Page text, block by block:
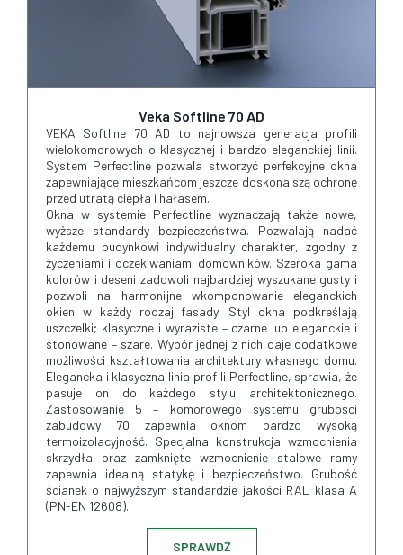
Veka Softline 70 AD
VEKA Softline 70 AD to najnowsza generacja profili
wielokomorowych o klasycznej i bardzo eleganckiej linii.
System Perfectline pozwala stworzyć perfekcyjne okna
zapewniające mieszkańcom jeszcze doskonalszą ochronę
przed utratą ciepła i hałasem.
Okna w systemie Perfectline wyznaczają także nowe,
wyższe standardy bezpieczeństwa. Pozwalają nadać
każdemu budynkowi indywidualny charakter, zgodny z
życzeniami i oczekiwaniami domowników. Szeroka gama
kolorów i deseni zadowoli najbardziej wyszukane gusty i
pozwoli na harmonijne wkomponowanie eleganckich
okien w każdy rodzaj fasady. Styl okna podkreślają
uszczelki; klasyczne i wyraziste – czarne lub eleganckie i
stonowane – szare. Wybór jednej z nich daje dodatkowe
możliwości kształtowania architektury własnego domu.
Elegancka i klasyczna linia profili Perfectline, sprawia, że
pasuje on do każdego stylu architektonicznego.
Zastosowanie 5 – komorowego systemu grubości
zabudowy 70 zapewnia oknom bardzo wysoką
termoizolacyjność. Specjalna konstrukcja wzmocnienia
skrzydła oraz zamknięte wzmocnienie stalowe ramy
zapewnia idealną statykę i bezpieczeństwo. Grubość
ścianek o najwyższym standardzie jakości RAL klasa A
(PN-EN 12608).
SPRAWDŹ